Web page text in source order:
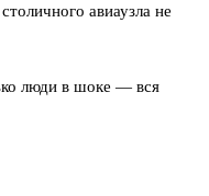
авиаузла не
люди в шоке — вся